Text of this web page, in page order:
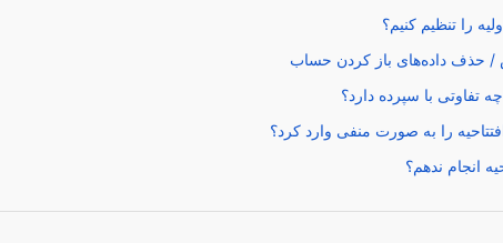
را تنظیم کنیم؟
/ حذف داده‌های باز کردن حساب
تفاوتی با سپرده دارد؟
را به صورت منفی وارد کرد؟
انجام ندهم؟